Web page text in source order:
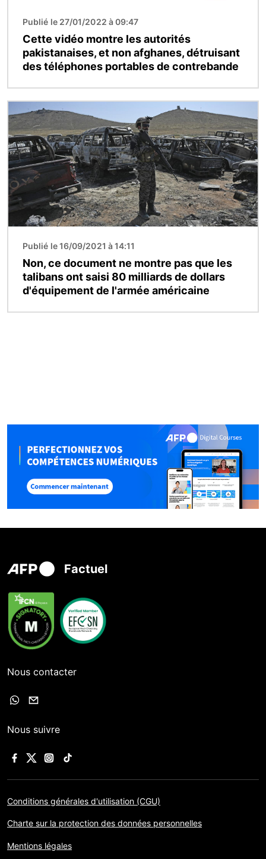
Publié le 27/01/2022 à 09:47
Cette vidéo montre les autorités
pakistanaises, et non afghanes, détruisant
des téléphones portables de contrebande
Image
Publié le 16/09/2021 à 14:11
Non, ce document ne montre pas que les
talibans ont saisi 80 milliards de dollars
d'équipement de l'armée américaine
Factuel
Nous contacter
Nous suivre
Conditions générales d'utilisation (CGU)
Charte sur la protection des données personnelles
Mentions légales